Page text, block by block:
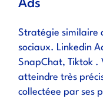
Ads
Stratégie similaire
sociaux. Linkedin
SnapChat, Tiktok .
atteindre très
collectéee par ses